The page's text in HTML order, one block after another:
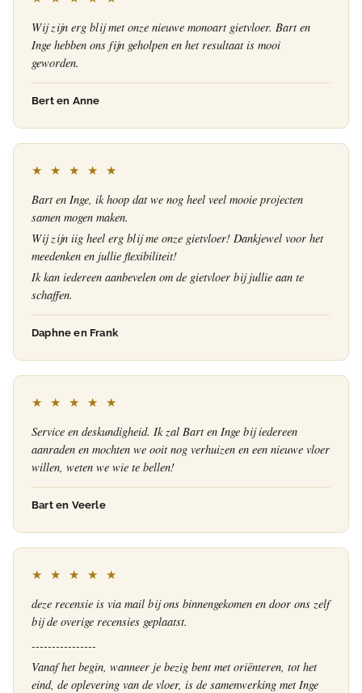
Wij zijn erg blij met onze nieuwe monoart gietvloer. Bart en
Inge hebben ons fijn geholpen en het resultaat is mooi
geworden.
Bert en Anne
★ ★ ★ ★ ★
Bart en Inge, ik hoop dat we nog heel veel mooie projecten
samen mogen maken.
Wij zijn iig heel erg blij me onze gietvloer! Dankjewel voor het
meedenken en jullie flexibiliteit!
Ik kan iedereen aanbevelen om de gietvloer bij jullie aan te
schaffen.
Daphne en Frank
★ ★ ★ ★ ★
Service en deskundigheid. Ik zal Bart en Inge bij iedereen
aanraden en mochten we ooit nog verhuizen en een nieuwe vloer
willen, weten we wie te bellen!
Bart en Veerle
★ ★ ★ ★ ★
deze recensie is via mail bij ons binnengekomen en door ons zelf
bij de overige recensies geplaatst.
----------------
Vanaf het begin, wanneer je bezig bent met oriënteren, tot het
eind, de oplevering van de vloer, is de samenwerking met Inge